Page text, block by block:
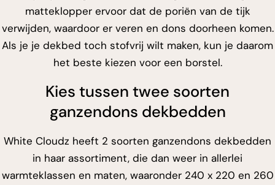
matteklopper ervoor dat de poriën van de tijk
verwijden, waardoor er veren en dons doorheen komen.
Als je je dekbed toch stofvrij wilt maken, kun je daarom
het beste kiezen voor een borstel.
Kies tussen twee soorten
ganzendons dekbedden
White Cloudz heeft 2 soorten ganzendons dekbedden
in haar assortiment, die dan weer in allerlei
warmteklassen en maten, waaronder 240 x 220 en 260